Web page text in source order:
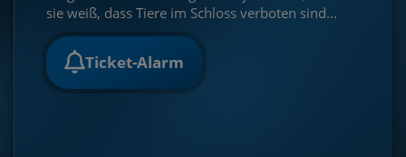
sie weiß, dass Tiere im Schloss verboten sind...
Ticket-Alarm